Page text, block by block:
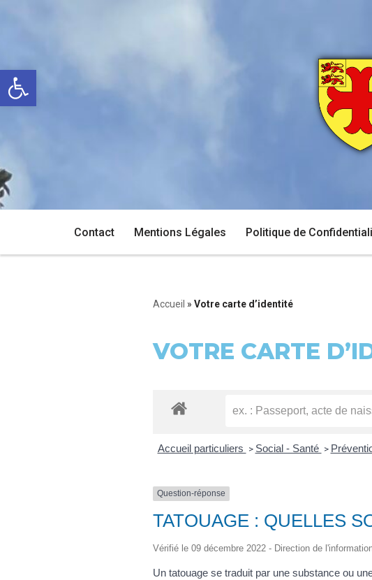
Ouvrir la barre d’outils
contenu
Contact Mentions Légales Politique de
Accueil » Votre carte d’identité
VOTRE CARTE
Accueil particuliers > Social - Santé >
Question-réponse
TATOUAGE : QUELLES
Vérifié le 09 décembre 2022 - Direction de
Un tatouage se traduit par une substance ou